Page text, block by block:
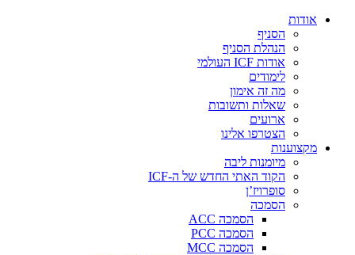
אודות
הסניף
הנהלת הסניף
אודות ICF העולמי
לימודים
מה זה אימון
שאלות ותשובות
ארועים
הצטרפו אלינו
מקצוענות
מיומנות ליבה
הקוד האתי החדש של ה-ICF
סופרויז’ן
הסמכה
הסמכה ACC
הסמכה PCC
הסמכה MCC